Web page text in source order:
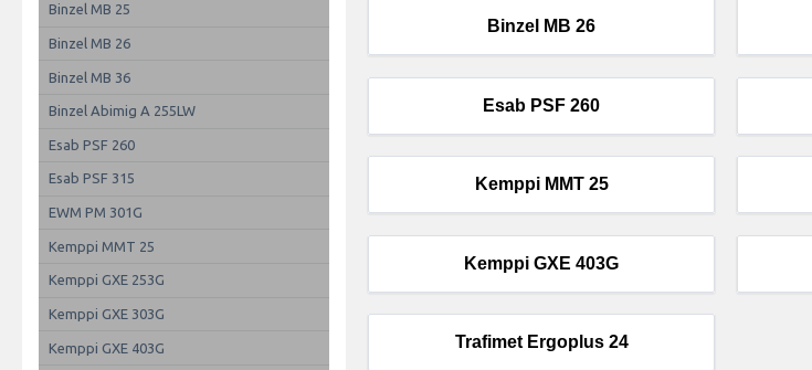
Binzel MB 25
Binzel MB 26
Binzel MB 36
Binzel Abimig A 255LW
Esab PSF 260
Esab PSF 315
EWM PM 301G
Kemppi MMT 25
Kemppi GXE 253G
Kemppi GXE 303G
Kemppi GXE 403G
Binzel MB 26
Esab PSF 260
Kemppi MMT 25
Kemppi GXE 403G
Trafimet Ergoplus 24